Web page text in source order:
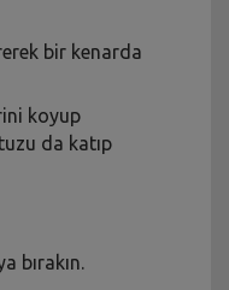
bir kenarda
koyup
da katıp
bırakın.